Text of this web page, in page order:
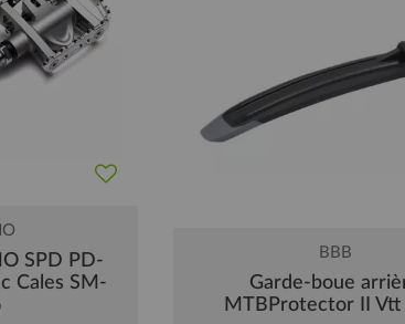
SPD PD-
Cales SM-
BBB
Garde-boue
MTBProtector II Vtt